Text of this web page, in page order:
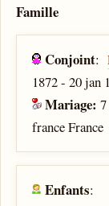
Famille
Conjoint:
1872 - 20 jan
Mariage:
france France
Enfants: